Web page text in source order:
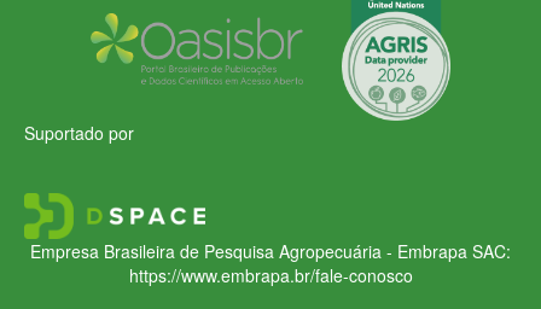
Suportado por
Empresa Brasileira de Pesquisa Agropecuária - Embrapa SAC:
https://www.embrapa.br/fale-conosco